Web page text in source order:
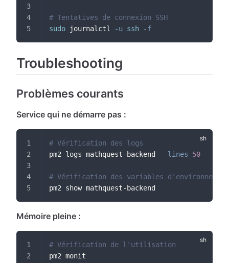
# Tentatives de connexion SSH
sudo journalctl -u ssh -f
Troubleshooting
Problèmes courants
Service qui ne démarre pas :
# Vérification des logs
pm2 logs mathquest-backend
--lines 50
# Vérification des variables d'environnement
pm2 show mathquest-backend
Mémoire pleine :
# Vérification de l'utilisation
pm2 monit